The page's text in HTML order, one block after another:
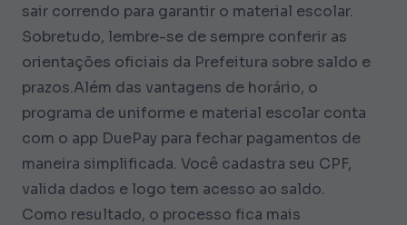
sair correndo para garantir o material escolar.
Sobretudo, lembre-se de sempre conferir as
orientações oficiais da Prefeitura sobre saldo e
prazos.Além das vantagens de horário, o
programa de uniforme e material escolar conta
com o app DuePay para fechar pagamentos de
maneira simplificada. Você cadastra seu CPF,
valida dados e logo tem acesso ao saldo.
Como resultado, o processo fica mais